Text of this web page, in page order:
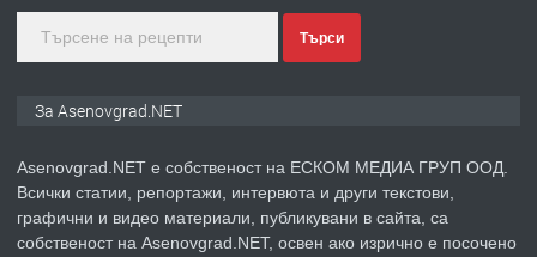
преди 2 години
ПРЕДЛАГА
Търси
За Asenovgrad.NET
Asenovgrad.NET е собственост на ЕСКОМ МЕДИА ГРУП ООД.
Всички статии, репортажи, интервюта и други текстови,
графични и видео материали, публикувани в сайта, са
собственост на Asenovgrad.NET, освен ако изрично е посочено